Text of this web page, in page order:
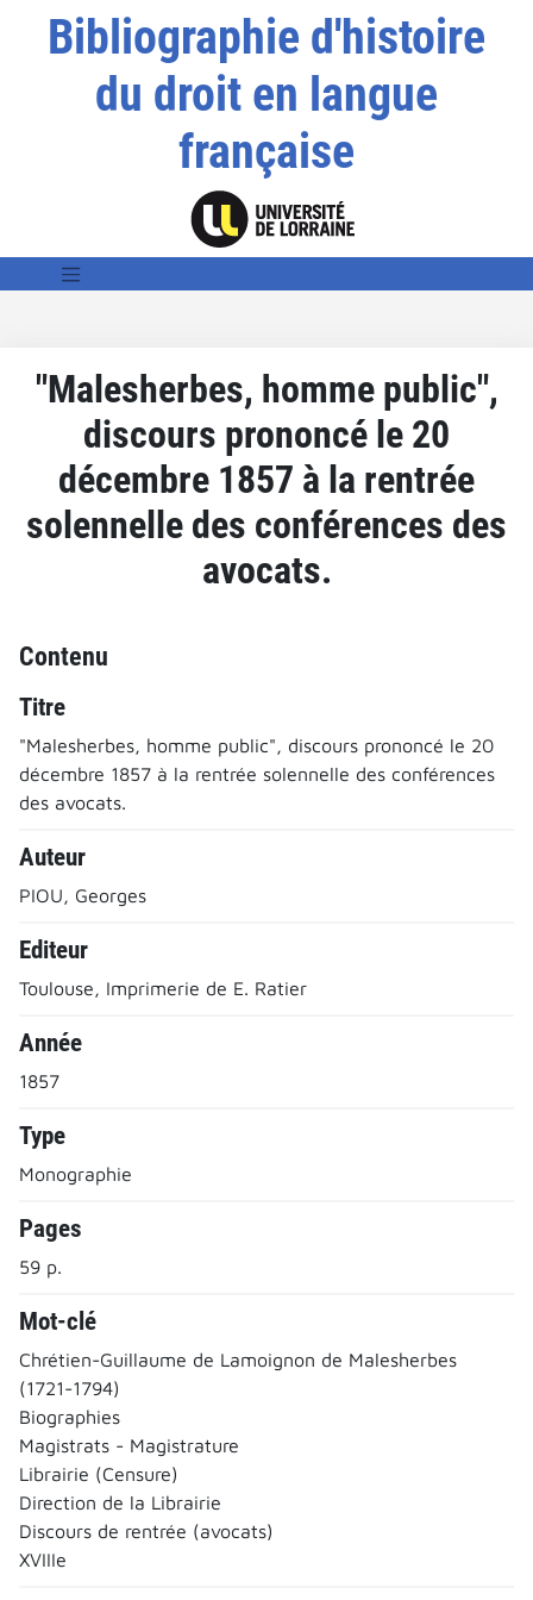
Bibliographie d'histoire
du droit en langue
française
"Malesherbes, homme public",
discours prononcé le 20
décembre 1857 à la rentrée
solennelle des conférences des
avocats.
Contenu
Titre
"Malesherbes, homme public", discours prononcé le 20
décembre 1857 à la rentrée solennelle des conférences
des avocats.
Auteur
PIOU, Georges
Editeur
Toulouse, Imprimerie de E. Ratier
Année
1857
Type
Monographie
Pages
59 p.
Mot-clé
Chrétien-Guillaume de Lamoignon de Malesherbes
(1721-1794)
Biographies
Magistrats - Magistrature
Librairie (Censure)
Direction de la Librairie
Discours de rentrée (avocats)
XVIIIe